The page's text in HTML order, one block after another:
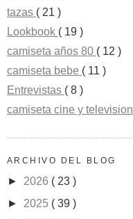
tazas ( 21 )
Lookbook ( 19 )
camiseta años 80 ( 12 )
camiseta bebe ( 11 )
Entrevistas ( 8 )
camiseta cine y television
ARCHIVO DEL BLOG
► 2026 ( 23 )
► 2025 ( 39 )